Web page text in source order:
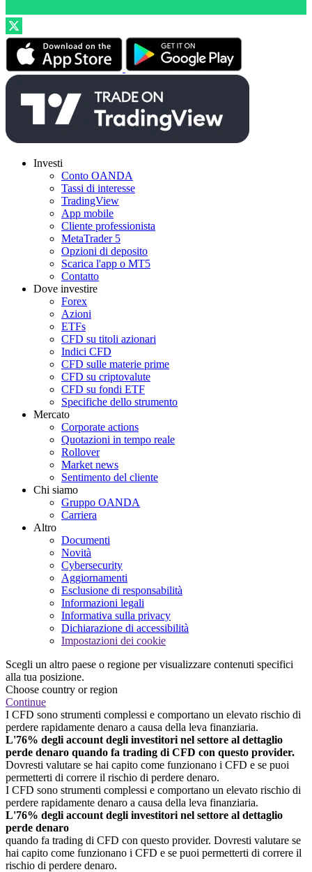
Investi
Conto OANDA
Tassi di interesse
TradingView
App mobile
Cliente professionista
MetaTrader 5
Opzioni di deposito
Scarica l'app o MT5
Contatto
Dove investire
Forex
Azioni
ETFs
CFD su titoli azionari
Indici CFD
CFD sulle materie prime
CFD su criptovalute
CFD su fondi ETF
Specifiche dello strumento
Mercato
Corporate actions
Quotazioni in tempo reale
Rollover
Market news
Sentimento del cliente
Chi siamo
Gruppo OANDA
Carriera
Altro
Documenti
Novità
Cybersecurity
Aggiornamenti
Esclusione di responsabilità
Informazioni legali
Informativa sulla privacy
Dichiarazione di accessibilità
Impostazioni dei cookie
Scegli un altro paese o regione per visualizzare contenuti specifici
alla tua posizione.
Choose country or region
Continue
I CFD sono strumenti complessi e comportano un elevato rischio di
perdere rapidamente denaro a causa della leva finanziaria.
L'76% degli account degli investitori nel settore al dettaglio
perde denaro quando fa trading di CFD con questo provider.
Dovresti valutare se hai capito come funzionano i CFD e se puoi
permetterti di correre il rischio di perdere denaro.
I CFD sono strumenti complessi e comportano un elevato rischio di
perdere rapidamente denaro a causa della leva finanziaria.
L'76% degli account degli investitori nel settore al dettaglio
perde denaro
quando fa trading di CFD con questo provider. Dovresti valutare se
hai capito come funzionano i CFD e se puoi permetterti di correre il
rischio di perdere denaro.